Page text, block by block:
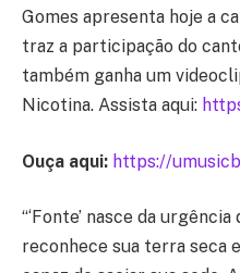
Gomes apresenta hoje a
traz a participação do
também ganha um
Nicotina. Assista aqui:
Ouça aqui: https://
“‘Fonte’ nasce da
reconhece sua terra seca